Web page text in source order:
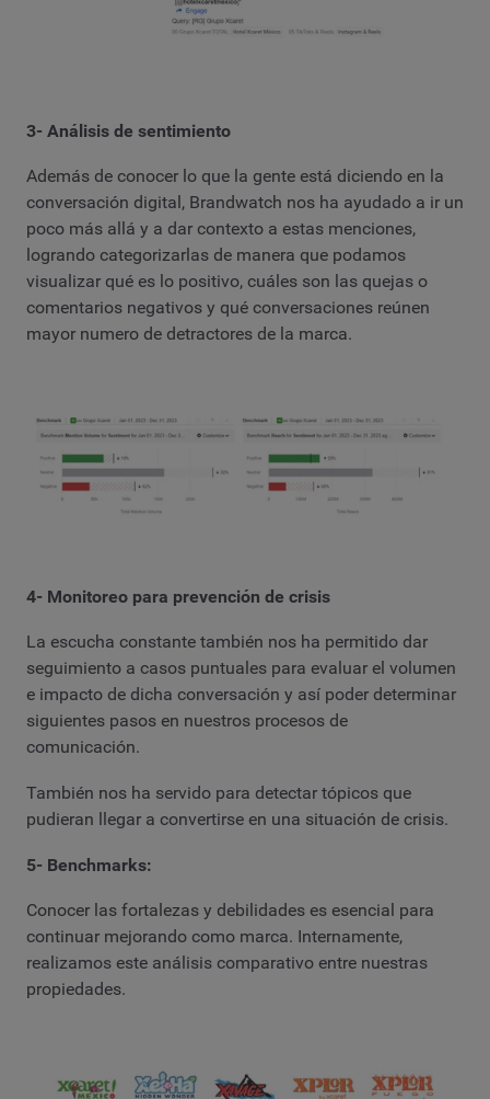
3- Análisis de sentimiento
Además de conocer lo que la gente está diciendo en la
conversación digital, Brandwatch nos ha ayudado a ir un
poco más allá y a dar contexto a estas menciones,
logrando categorizarlas de manera que podamos
visualizar qué es lo positivo, cuáles son las quejas o
comentarios negativos y qué conversaciones reúnen
mayor numero de detractores de la marca.
4- Monitoreo para prevención de crisis
La escucha constante también nos ha permitido dar
seguimiento a casos puntuales para evaluar el volumen
e impacto de dicha conversación y así poder determinar
siguientes pasos en nuestros procesos de
comunicación.
También nos ha servido para detectar tópicos que
pudieran llegar a convertirse en una situación de crisis.
5- Benchmarks:
Conocer las fortalezas y debilidades es esencial para
continuar mejorando como marca. Internamente,
realizamos este análisis comparativo entre nuestras
propiedades.